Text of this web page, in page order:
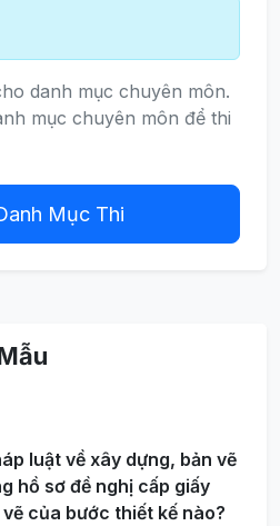
danh mục chuyên môn.
mục chuyên môn để thi
Mục Thi
luật về xây dựng, bản vẽ
hồ sơ đề nghị cấp giấy
của bước thiết kế nào?